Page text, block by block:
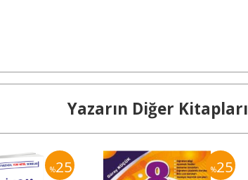
Yazarın Diğer Kitapları
%25 %25